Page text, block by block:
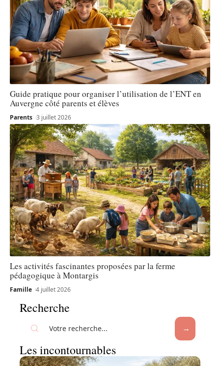
Guide pratique pour organiser l’utilisation de l’ENT en
Auvergne côté parents et élèves
Parents 3 juillet 2026
Les activités fascinantes proposées par la ferme
pédagogique à Montargis
Famille 4 juillet 2026
Recherche
Les incontournables